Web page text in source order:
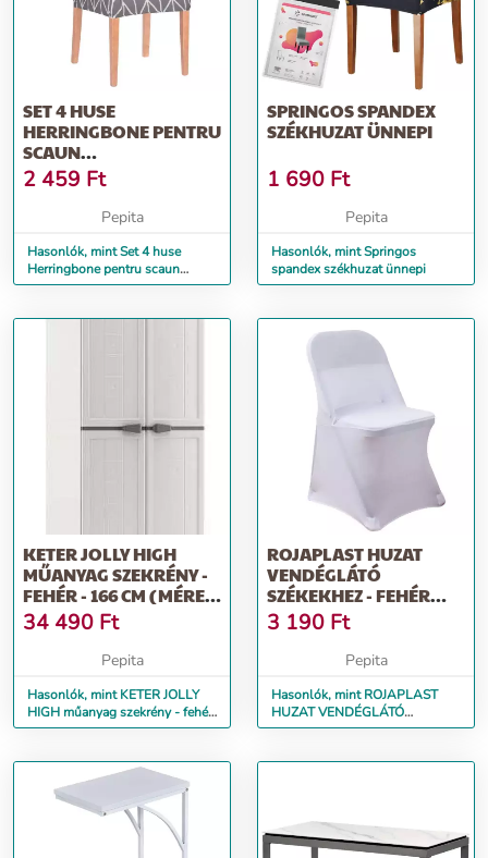
SET 4 HUSE
HERRINGBONE PENTRU
SCAUN
DINING/BUCATARIE,
DIN SPANDEX...
2 459 Ft
Pepita
Hasonlók, mint Set 4 huse
Herringbone pentru scaun
dining/bucatarie, din spandex...
SPRINGOS SPANDEX
SZÉKHUZAT ÜNNEPI
1 690 Ft
Pepita
Hasonlók, mint Springos
spandex székhuzat ünnepi
KETER JOLLY HIGH
MŰANYAG SZEKRÉNY -
FEHÉR - 166 CM (MÉRET:
68)
34 490 Ft
Pepita
Hasonlók, mint KETER JOLLY
HIGH műanyag szekrény - fehér
- 166 cm (Méret: 68)
ROJAPLAST HUZAT
VENDÉGLÁTÓ
SZÉKEKHEZ - FEHÉR
(MÉRET: 53 X 46)
3 190 Ft
Pepita
Hasonlók, mint ROJAPLAST
HUZAT VENDÉGLÁTÓ
SZÉKEKHEZ - FEHÉR (Méret: 53